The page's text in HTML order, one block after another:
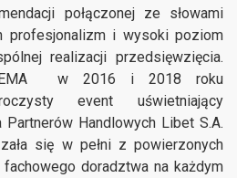
połączonej ze słowami
profesjonalizm i wysoki poziom
realizacji przedsięwzięcia.
EMA w 2016 i 2018 roku
event uświetniający
Handlowych Libet S.A.
się w pełni z powierzonych
doradztwa na każdym